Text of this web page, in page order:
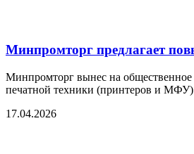
Минпромторг предлагает
Минпромторг вынес на общественное
печатной техники (принтеров и МФУ)
17.04.2026